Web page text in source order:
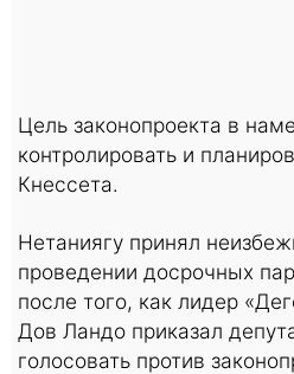
Цель законопроекта в
контролировать и
Кнессета.
Нетаниягу принял
проведении досрочных
после того, как лидер
Дов Ландо приказал
голосовать против